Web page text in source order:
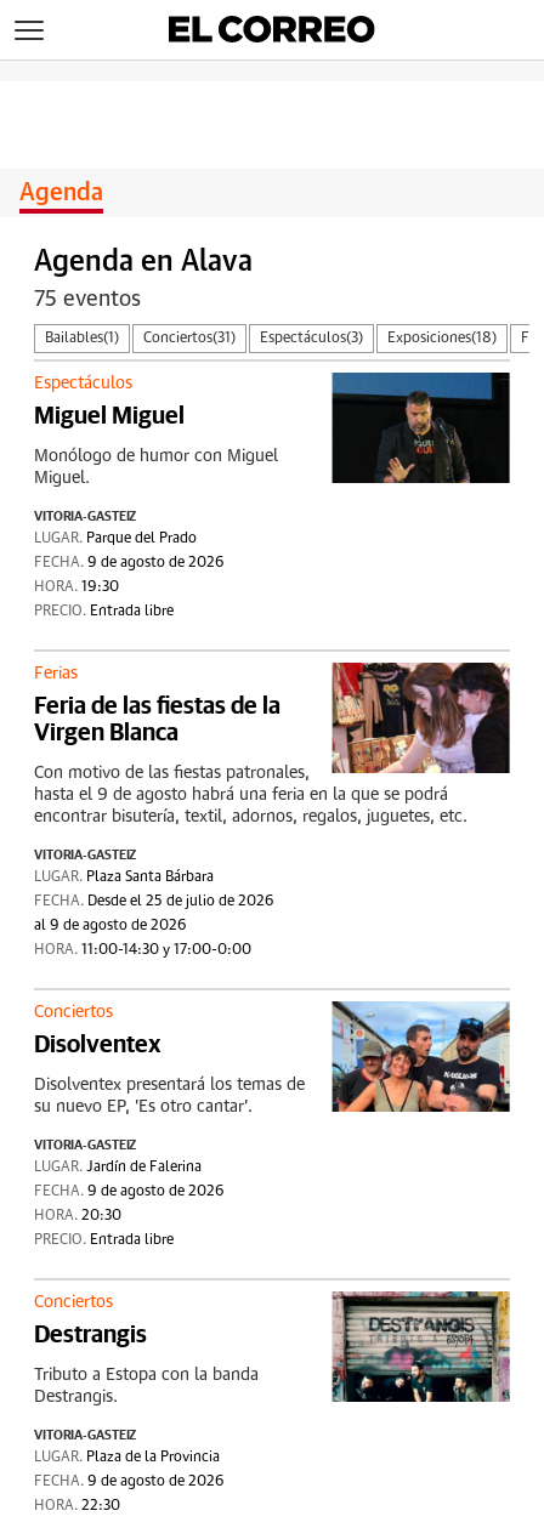
Agenda
Agenda en Alava
75 eventos
Bailables(1) Conciertos(31) Espectáculos(3) Exposiciones(18)
Espectáculos
Miguel Miguel
Monólogo de humor con Miguel
Miguel.
VITORIA-GASTEIZ
LUGAR. Parque del Prado
FECHA. 9 de agosto de 2026
HORA. 19:30
PRECIO. Entrada libre
Ferias
Feria de las fiestas de la
Virgen Blanca
Con motivo de las fiestas patronales,
hasta el 9 de agosto habrá una feria en la que se podrá
encontrar bisutería, textil, adornos, regalos, juguetes, etc.
VITORIA-GASTEIZ
LUGAR. Plaza Santa Bárbara
FECHA. Desde el 25 de julio de 2026
al 9 de agosto de 2026
HORA. 11:00-14:30 y 17:00-0:00
Conciertos
Disolventex
Disolventex presentará los temas de
su nuevo EP, 'Es otro cantar'.
VITORIA-GASTEIZ
LUGAR. Jardín de Falerina
FECHA. 9 de agosto de 2026
HORA. 20:30
PRECIO. Entrada libre
Conciertos
Destrangis
Tributo a Estopa con la banda
Destrangis.
VITORIA-GASTEIZ
LUGAR. Plaza de la Provincia
FECHA. 9 de agosto de 2026
HORA. 22:30